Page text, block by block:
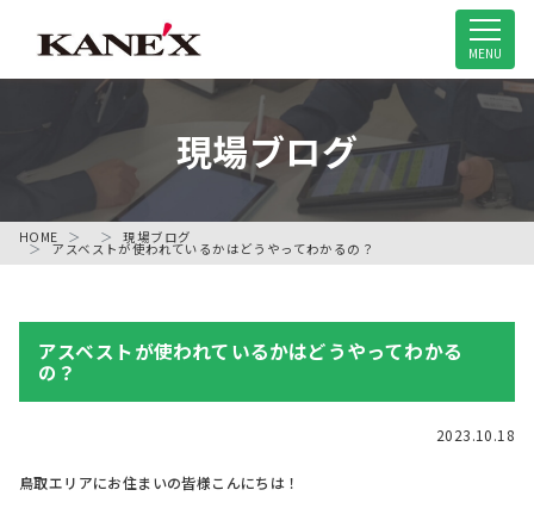
米子市の解体工事専門MENU
現場ブログ
HOME 現場ブログ
アスベストが使われているかはどうやってわかるの？
アスベストが使われているかはどうやってわかる
の？
2023.10.18
鳥取エリアにお住まいの皆様こんにちは！